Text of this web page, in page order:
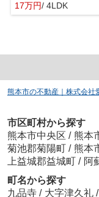
17万円/ 4LDK
熊本市の不動産｜株式会社
市区町村から探す
熊本市中央区 / 熊本
菊池郡菊陽町 / 熊本
上益城郡益城町 / 阿
町名から探す
九品寺 / 大字津久礼 /